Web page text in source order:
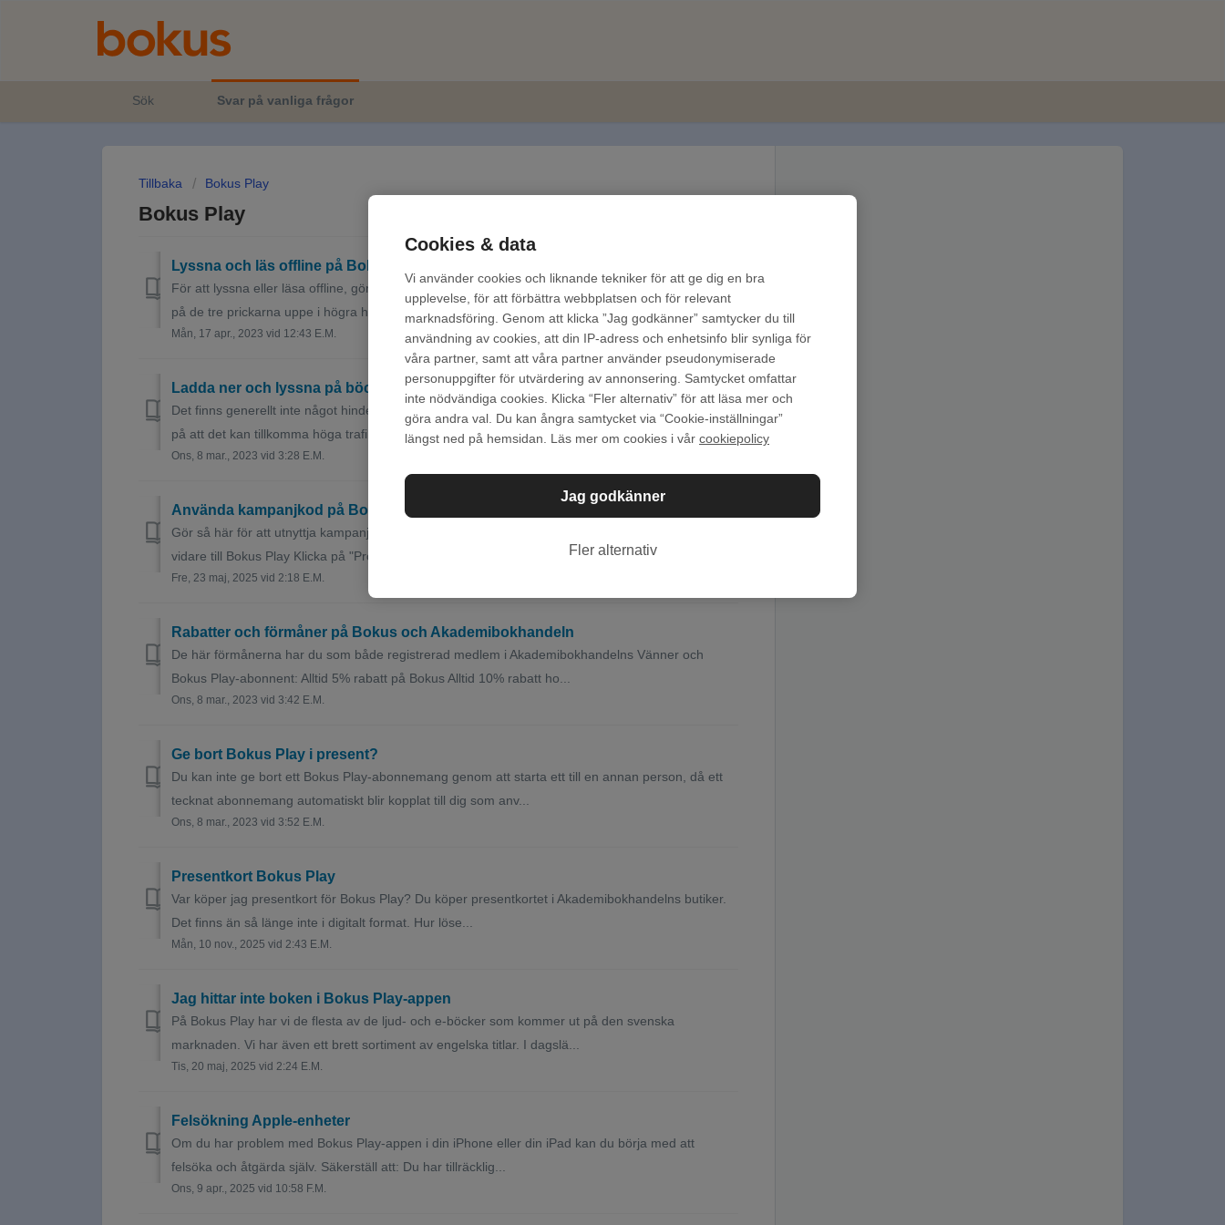
Sök Svar på vanliga frågor
Tillbaka Bokus Play
Bokus Play
Lyssna och läs offline på Bokus Play
För att lyssna eller läsa offline, gör så här: Välj den bok du vill lyssna på eller läsa och tryck sedan
på de tre prickarna uppe i högra hörnet eller tr...
Mån, 17 apr., 2023 vid 12:43 E.M.
Ladda ner och lyssna på böcker utomlands på Bokus Play
Det finns generellt inte något hinder för att ladda ned och lyssna på böcker utomlands. Men tänk
på att det kan tillkomma höga trafikavgifter om du använder...
Ons, 8 mar., 2023 vid 3:28 E.M.
Använda kampanjkod på Bokus Play*
Gör så här för att utnyttja kampanjkod du har fått för Bokus Play: Surfa in på Bokus och klicka dig
vidare till Bokus Play Klicka på "Prova fritt...
Fre, 23 maj, 2025 vid 2:18 E.M.
Rabatter och förmåner på Bokus och Akademibokhandeln
De här förmånerna har du som både registrerad medlem i Akademibokhandelns Vänner och
Bokus Play-abonnent: Alltid 5% rabatt på Bokus Alltid 10% rabatt ho...
Ons, 8 mar., 2023 vid 3:42 E.M.
Ge bort Bokus Play i present?
Du kan inte ge bort ett Bokus Play-abonnemang genom att starta ett till en annan person, då ett
tecknat abonnemang automatiskt blir kopplat till dig som anv...
Ons, 8 mar., 2023 vid 3:52 E.M.
Presentkort Bokus Play
Var köper jag presentkort för Bokus Play? Du köper presentkortet i Akademibokhandelns butiker.
Det finns än så länge inte i digitalt format. Hur löse...
Mån, 10 nov., 2025 vid 2:43 E.M.
Jag hittar inte boken i Bokus Play-appen
På Bokus Play har vi de flesta av de ljud- och e-böcker som kommer ut på den svenska
marknaden. Vi har även ett brett sortiment av engelska titlar. I dagslä...
Tis, 20 maj, 2025 vid 2:24 E.M.
Felsökning Apple-enheter
Om du har problem med Bokus Play-appen i din iPhone eller din iPad kan du börja med att
felsöka och åtgärda själv. Säkerställ att: Du har tillräcklig...
Ons, 9 apr., 2025 vid 10:58 F.M.
Cookies & data
Vi använder cookies och liknande tekniker för att ge dig en bra
upplevelse, för att förbättra webbplatsen och för relevant
marknadsföring. Genom att klicka ”Jag godkänner” samtycker du till
användning av cookies, att din IP-adress och enhetsinfo blir synliga för
våra partner, samt att våra partner använder pseudonymiserade
personuppgifter för utvärdering av annonsering. Samtycket omfattar
inte nödvändiga cookies. Klicka “Fler alternativ” för att läsa mer och
göra andra val. Du kan ångra samtycket via “Cookie-inställningar”
längst ned på hemsidan. Läs mer om cookies i vår cookiepolicy
Jag godkänner
Fler alternativ